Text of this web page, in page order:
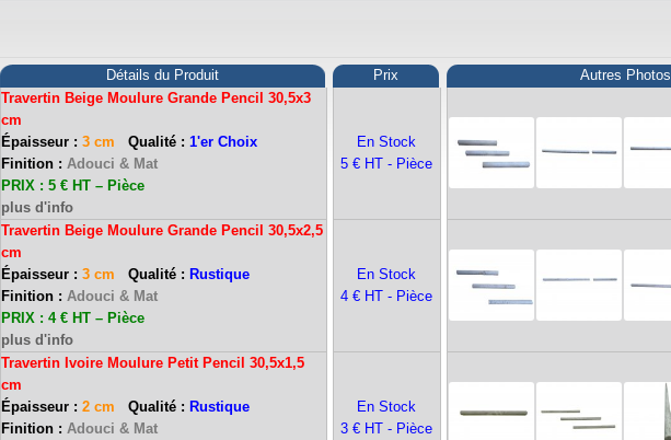
Détails du Produit Prix Autres Photos
Travertin Beige Moulure Grande Pencil 30,5x3
cm
Épaisseur : 3 cm Qualité : 1'er Choix
Finition : Adouci & Mat
PRIX : 5 € HT – Pièce
plus d'info
En Stock
5 € HT - Pièce
Travertin Beige Moulure Grande Pencil 30,5x2,5
cm
Épaisseur : 3 cm Qualité : Rustique
Finition : Adouci & Mat
PRIX : 4 € HT – Pièce
plus d'info
En Stock
4 € HT - Pièce
Travertin Ivoire Moulure Petit Pencil 30,5x1,5
cm
Épaisseur : 2 cm Qualité : Rustique
Finition : Adouci & Mat
En Stock
3 € HT - Pièce